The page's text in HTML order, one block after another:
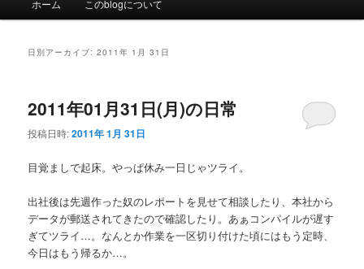
ホーム このblogについて
日別アーカイブ:2011年 1月 31日
2011年01月31日(月)の日常
投稿日時:2011年 1月 31日
目覚ましで起床。やっぱ休み一日じゃツライ。
出社後は先週作った奴のレポートを見せて相談したり、本社から
データが郵送されてきたので確認したり。あぁコンパイルが遅す
ぎてツライ…。なんとか作業を一区切り付けた頃にはもう定時、
今日はもう帰るか…。